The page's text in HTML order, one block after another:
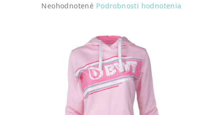
Priemerné
hviezdičiek.
Neohodnotené Podrobnosti hodnotenia